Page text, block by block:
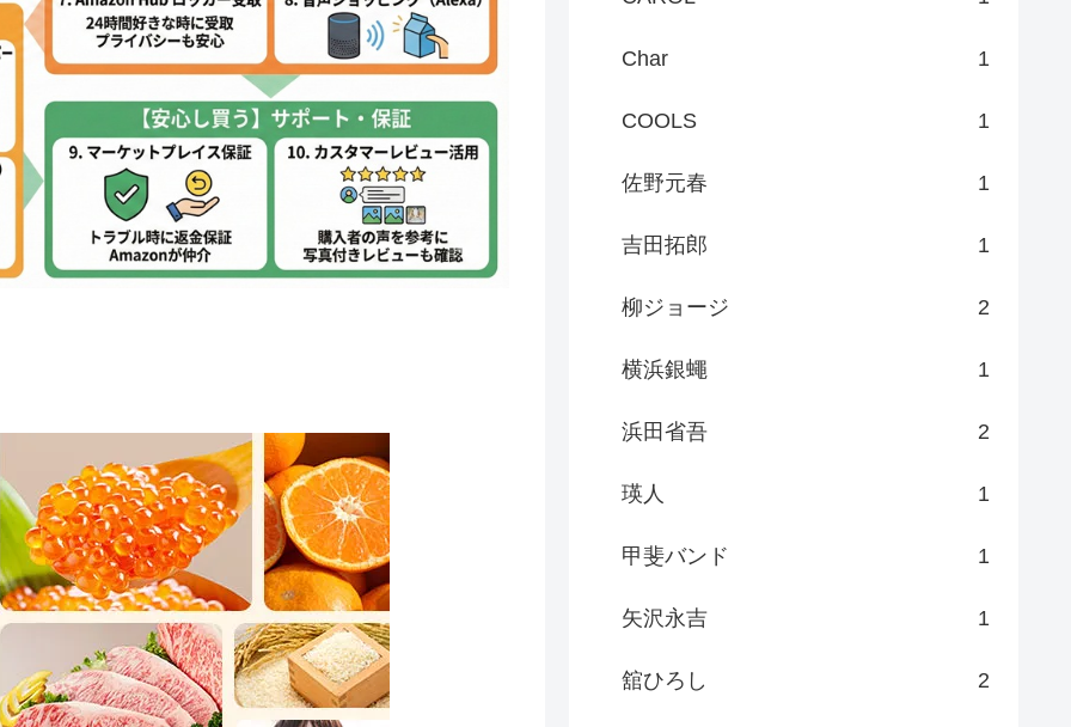
Char 1
COOLS 1
佐野元春 1
吉田拓郎 1
柳ジョージ 2
横浜銀蠅 1
浜田省吾 2
瑛人 1
甲斐バンド 1
矢沢永吉 1
舘ひろし 2